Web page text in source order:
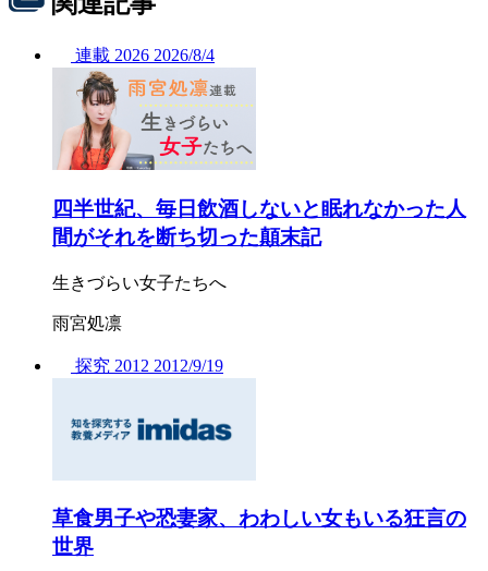
連載 2026 2026/8/4
四半世紀、毎日飲酒しないと眠れなかった人
間がそれを断ち切った顛末記
生きづらい女子たちへ
雨宮処凛
探究 2012 2012/9/19
草食男子や恐妻家、わわしい女もいる狂言の
世界